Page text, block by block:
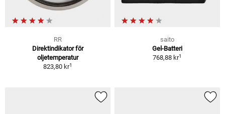
RR
Direktindikator för
oljetemperatur
823,80 kr1
saito
Gel-Batteri
768,88 kr1